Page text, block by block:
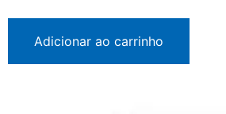
Adicionar ao carrinho